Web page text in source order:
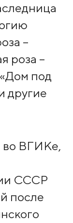
–
роза –
под
другие
во ВГИКе,
СССР
после